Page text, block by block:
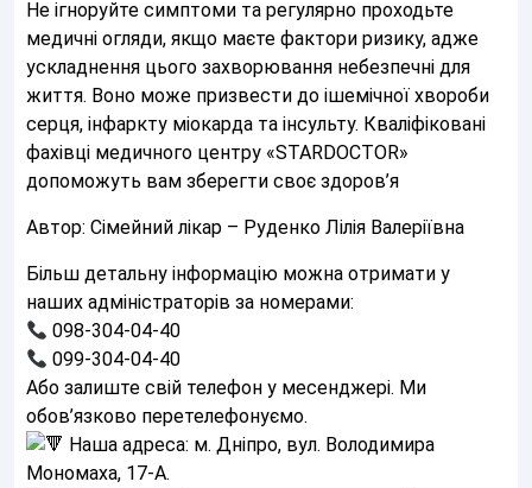
Не ігноруйте симптоми та регулярно проходьте
медичні огляди, якщо маєте фактори ризику, адже
ускладнення цього захворювання небезпечні для
життя. Воно може призвести до ішемічної хвороби
серця, інфаркту міокарда та інсульту. Кваліфіковані
фахівці медичного центру «STARDOCTOR»
допоможуть вам зберегти своє здоров’я
Автор: Сімейний лікар – Руденко Лілія Валеріївна
Більш детальну інформацію можна отримати у
наших адміністраторів за номерами:
098-304-04-40
099-304-04-40
Або залиште свій телефон у месенджері. Ми
обов’язково перетелефонуємо.
Наша адреса: м. Дніпро, вул. Володимира
Мономаха, 17-А.